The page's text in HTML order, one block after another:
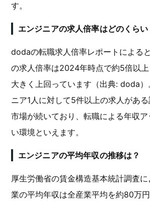
す。
エンジニアの求人倍率はどのくらい
dodaの転職求人倍率レポートによる
の求人倍率は2024年時点で約5倍以
大きく上回っています（出典: doda
ニア1人に対して5件以上の求人があ
市場が続いており、転職による年収
い環境といえます。
エンジニアの平均年収の推移は？
厚生労働省の賃金構造基本統計調査
業の平均年収は全産業平均を約80万